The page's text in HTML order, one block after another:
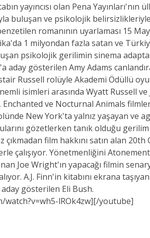
yayıncısı olan Pena Yayınları'nın
buluşan ve psikolojik
romanının uyarlaması 15
1 milyondan fazla satan ve
psikolojik gerilimin sinema
aday gösterilen Amy Adams
Russell rolüyle Akademi Ödüllü
isimleri arasında Wyatt Russell
ve Nocturnal Animals
New York'ta yalnız yaşayan ve
gözetlerken tanık olduğu
film hakkını satın alan 20th
çalışıyor. Yönetmenliğini
Joe Wright'ın yapacağı filmin
A.J. Finn'in kitabını ekrana taşıyan
gösterilen Eli Bush.
lROk4zw][/youtube]